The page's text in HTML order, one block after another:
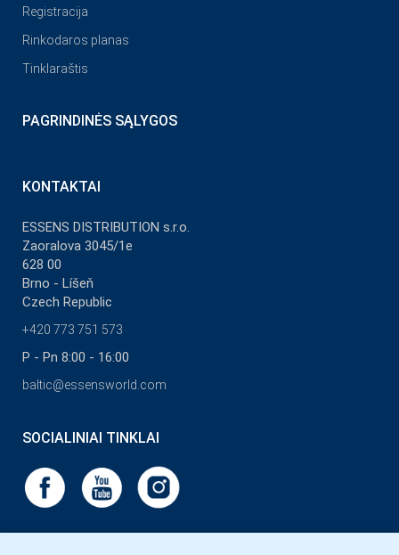
Registracija
Rinkodaros planas
Tinklaraštis
PAGRINDINĖS SĄLYGOS
KONTAKTAI
ESSENS DISTRIBUTION s.r.o.
Zaoralova 3045/1e
628 00
Brno - Líšeň
Czech Republic
+420 773 751 573
P - Pn 8:00 - 16:00
baltic@essensworld.com
SOCIALINIAI TINKLAI